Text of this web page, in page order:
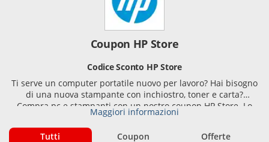
Coupon HP Store
Codice Sconto HP Store
Ti serve un computer portatile nuovo per lavoro? Hai bisogno
di una nuova stampante con inchiostro, toner e carta?
Compra pc e stampanti con un nostro coupon HP Store. Lo
shop online HP Store contiene tutti gli articoli della casa
madre suddivisi nelle sei sezioni: Notebook & Tablet, Dekstop,
Maggiori informazioni
Tutti Coupon Offerte